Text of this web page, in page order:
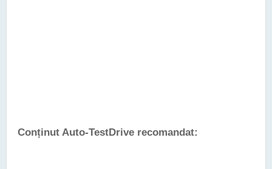
Conținut Auto-TestDrive recomandat: